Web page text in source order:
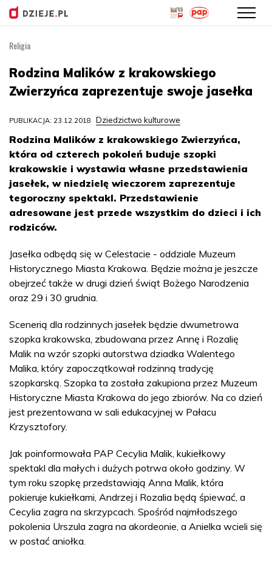
treści
Religia
Rodzina Malików z krakowskiego
Zwierzyńca zaprezentuje swoje jasełka
PUBLIKACJA: 23.12.2018 Dziedzictwo kulturowe
Rodzina Malików z krakowskiego Zwierzyńca,
która od czterech pokoleń buduje szopki
krakowskie i wystawia własne przedstawienia
jasełek, w niedzielę wieczorem zaprezentuje
tegoroczny spektakl. Przedstawienie
adresowane jest przede wszystkim do dzieci i ich
rodziców.
Jasełka odbędą się w Celestacie - oddziale Muzeum
Historycznego Miasta Krakowa. Będzie można je jeszcze
obejrzeć także w drugi dzień świąt Bożego Narodzenia
oraz 29 i 30 grudnia.
Scenerią dla rodzinnych jasełek będzie dwumetrowa
szopka krakowska, zbudowana przez Annę i Rozalię
Malik na wzór szopki autorstwa dziadka Walentego
Malika, który zapoczątkował rodzinną tradycję
szopkarską. Szopka ta została zakupiona przez Muzeum
Historyczne Miasta Krakowa do jego zbiorów. Na co dzień
jest prezentowana w sali edukacyjnej w Pałacu
Krzysztofory.
Jak poinformowała PAP Cecylia Malik, kukiełkowy
spektakl dla małych i dużych potrwa około godziny. W
tym roku szopkę przedstawiają Anna Malik, która
pokieruje kukiełkami, Andrzej i Rozalia będą śpiewać, a
Cecylia zagra na skrzypcach. Spośród najmłodszego
pokolenia Urszula zagra na akordeonie, a Anielka wcieli się
w postać aniołka.